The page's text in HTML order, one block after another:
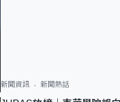
新聞資訊 新聞熱話